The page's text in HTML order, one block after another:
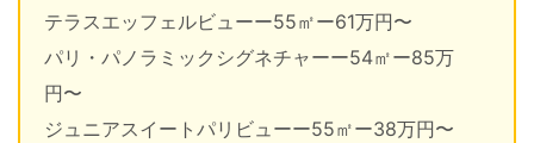
テラスエッフェルビューー55㎡ー61万円〜
パリ・パノラミックシグネチャーー54㎡ー85万
円〜
ジュニアスイートパリビューー55㎡ー38万円〜